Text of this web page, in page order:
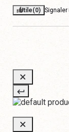
Utile(0) Signaler